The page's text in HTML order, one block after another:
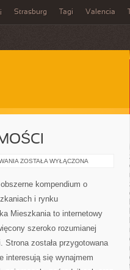
Strasburg Tagi Valencia
KUPNO
NIERUCHOMOŚCI
ZOSTAŁA WYŁĄCZONA
kompendium o
i rynku
Mieszkania to internetowy
szeroko rozumianej
Strona została przygotowana
interesują się wynajmem